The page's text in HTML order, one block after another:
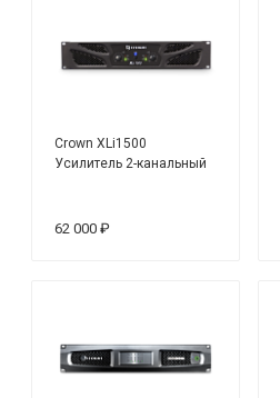
Crown XLi1500
Усилитель 2-канальный
62 000 ₽